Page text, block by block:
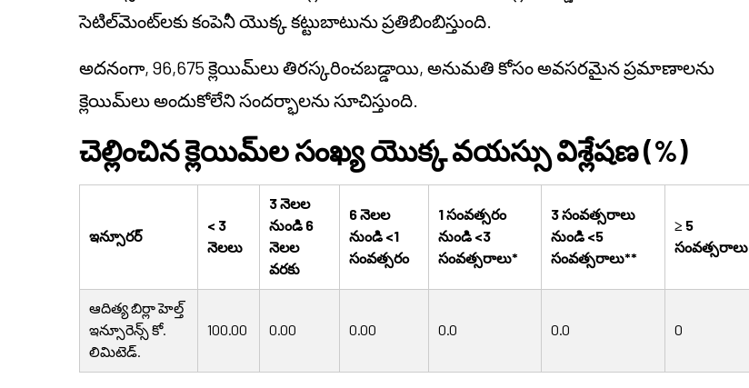
సెటిల్‌మెంట్‌లకు కంపెనీ యొక్క కట్టుబాటును ప్రతిబింబిస్తుంది.
అదనంగా, 96,675 క్లెయిమ్‌లు తిరస్కరించబడ్డాయి, అనుమతి కోసం అవసరమైన ప్రమాణాలను
క్లెయిమ్‌లు అందుకోలేని సందర్భాలను సూచిస్తుంది.
చెల్లించిన క్లెయిమ్‌ల సంఖ్య యొక్క వయస్సు విశ్లేషణ (%)
ఇన్సూరర్
< 3
నెలలు
3 నెలల
నుండి 6
నెలల
వరకు
6 నెలల
నుండి <1
సంవత్సరం
1 సంవత్సరం
నుండి <3
సంవత్సరాలు*
3 సంవత్సరాలు
నుండి <5
సంవత్సరాలు**
≥ 5
సంవత్సరాలు
ఆదిత్య బిర్లా హెల్త్
ఇన్సూరెన్స్ కో.
లిమిటెడ్.
100.00 0.00 0.00 0.0 0.0 0